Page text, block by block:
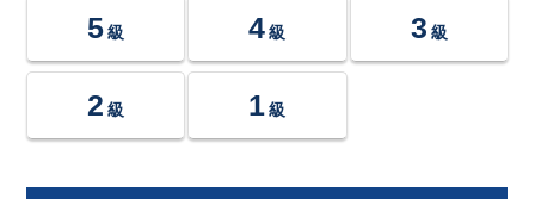
5 級 4 級 3 級
2 級 1 級